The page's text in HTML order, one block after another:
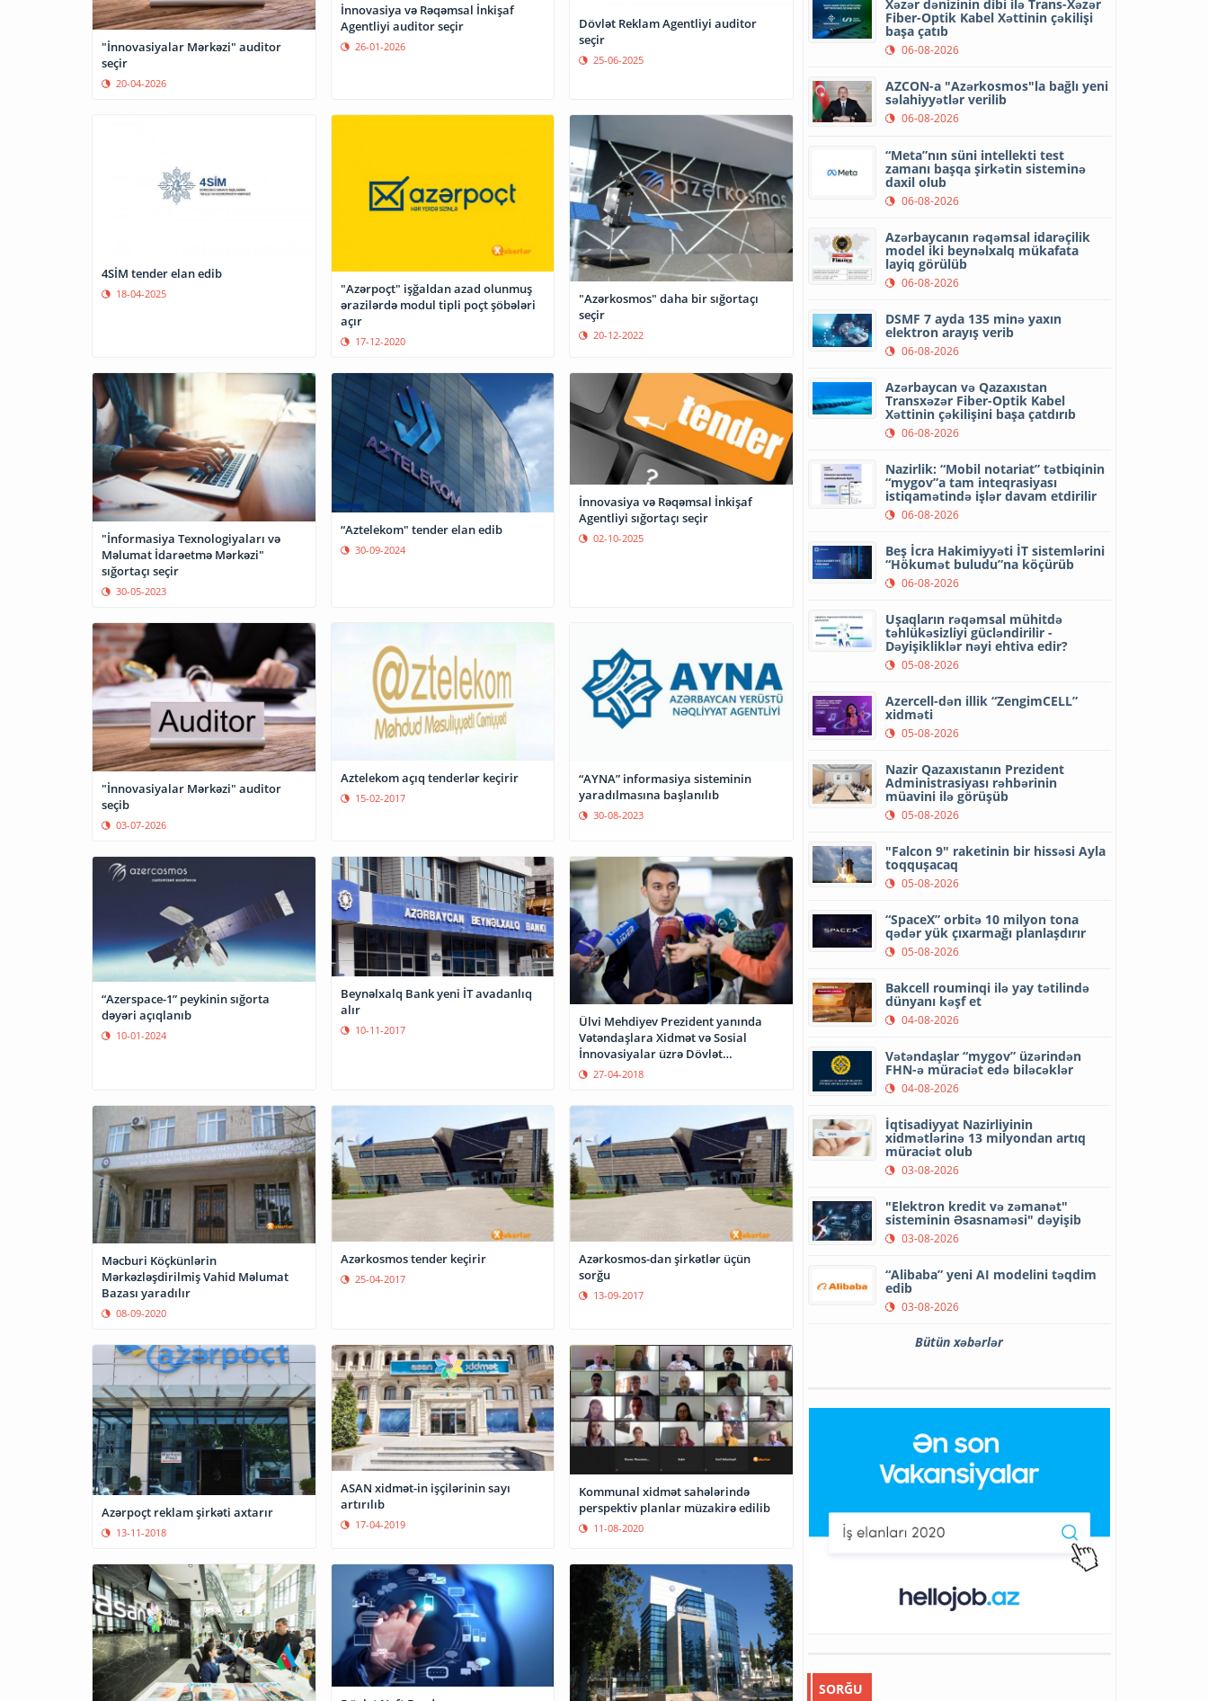
"İnnovasiyalar Mərkəzi" auditor
seçir
20-04-2026
İnnovasiya və Rəqəmsal İnkişaf
Agentliyi auditor seçir
26-01-2026
Dövlət Reklam Agentliyi auditor
seçir
25-06-2025
4SİM tender elan edib
18-04-2025
"Azərpoçt" işğaldan azad olunmuş
ərazilərdə modul tipli poçt şöbələri
açır
17-12-2020
"Azərkosmos" daha bir sığortaçı
seçir
20-12-2022
"İnformasiya Texnologiyaları və
Məlumat İdarəetmə Mərkəzi"
sığortaçı seçir
30-05-2023
“Aztelekom" tender elan edib
30-09-2024
İnnovasiya və Rəqəmsal İnkişaf
Agentliyi sığortaçı seçir
02-10-2025
"İnnovasiyalar Mərkəzi" auditor
seçib
03-07-2026
Aztelekom açıq tenderlər keçirir
15-02-2017
“AYNA” informasiya sisteminin
yaradılmasına başlanılıb
30-08-2023
“Azerspace-1” peykinin sığorta
dəyəri açıqlanıb
10-01-2024
Beynəlxalq Bank yeni İT avadanlıq
alır
10-11-2017
Ülvi Mehdiyev Prezident yanında
Vətəndaşlara Xidmət və Sosial
İnnovasiyalar üzrə Dövlət
Agentliyinin sədri təyin edilib
27-04-2018
Məcburi Köçkünlərin
Mərkəzləşdirilmiş Vahid Məlumat
Bazası yaradılır
08-09-2020
Azərkosmos tender keçirir
25-04-2017
Azərkosmos-dan şirkətlər üçün
sorğu
13-09-2017
Azərpoçt reklam şirkəti axtarır
13-11-2018
ASAN xidmət-in işçilərinin sayı
artırılıb
17-04-2019
Kommunal xidmət sahələrində
perspektiv planlar müzakirə edilib
11-08-2020
Xəzər dənizinin dibi ilə Trans-Xəzər
Fiber-Optik Kabel Xəttinin çəkilişi
başa çatıb
06-08-2026
AZCON-a "Azərkosmos"la bağlı yeni
səlahiyyətlər verilib
06-08-2026
“Meta”nın süni intellekti test
zamanı başqa şirkətin sisteminə
daxil olub
06-08-2026
Azərbaycanın rəqəmsal idarəçilik
model iki beynəlxalq mükafata
layiq görülüb
06-08-2026
DSMF 7 ayda 135 minə yaxın
elektron arayış verib
06-08-2026
Azərbaycan və Qazaxıstan
Transxəzər Fiber-Optik Kabel
Xəttinin çəkilişini başa çatdırıb
06-08-2026
Nazirlik: “Mobil notariat” tətbiqinin
“mygov”a tam inteqrasiyası
istiqamətində işlər davam etdirilir
06-08-2026
Beş İcra Hakimiyyəti İT sistemlərini
“Hökumət buludu”na köçürüb
06-08-2026
Uşaqların rəqəmsal mühitdə
təhlükəsizliyi gücləndirilir -
Dəyişikliklər nəyi ehtiva edir?
05-08-2026
Azercell-dən illik “ZengimCELL”
xidməti
05-08-2026
Nazir Qazaxıstanın Prezident
Administrasiyası rəhbərinin
müavini ilə görüşüb
05-08-2026
"Falcon 9" raketinin bir hissəsi Ayla
toqquşacaq
05-08-2026
“SpaceX” orbitə 10 milyon tona
qədər yük çıxarmağı planlaşdırır
05-08-2026
Bakcell rouminqi ilə yay tətilində
dünyanı kəşf et
04-08-2026
Vətəndaşlar “mygov” üzərindən
FHN-ə müraciət edə biləcəklər
04-08-2026
İqtisadiyyat Nazirliyinin
xidmətlərinə 13 milyondan artıq
müraciət olub
03-08-2026
"Elektron kredit və zəmanət"
sisteminin Əsasnaməsi" dəyişib
03-08-2026
“Alibaba” yeni AI modelini təqdim
edib
03-08-2026
Bütün xəbərlər
SORĞU